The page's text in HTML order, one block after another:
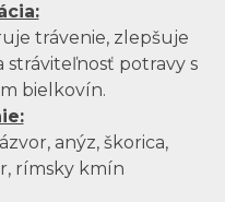
trávenie, zlepšuje
potravy s
bielkovín.
anýz, škorica,
rímsky kmín